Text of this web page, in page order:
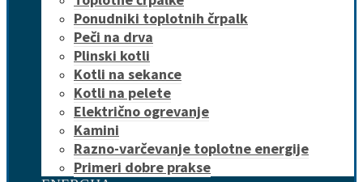
Ponudniki toplotnih črpalk
Peči na drva
Plinski kotli
Kotli na sekance
Kotli na pelete
Električno ogrevanje
Kamini
Razno-varčevanje toplotne energije
Primeri dobre prakse